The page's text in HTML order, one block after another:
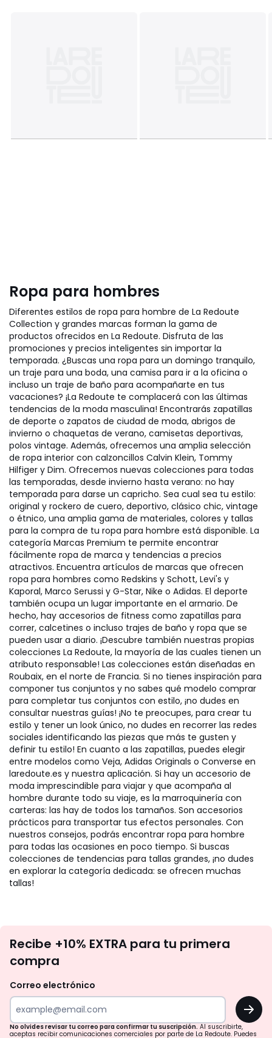
Ropa para hombres
Diferentes estilos de ropa para hombre de La Redoute
Collection y grandes marcas forman la gama de
productos ofrecidos en La Redoute. Disfruta de las
promociones y precios inteligentes sin importar la
temporada. ¿Buscas una ropa para un domingo tranquilo,
un traje para una boda, una camisa para ir a la oficina o
incluso un traje de baño para acompañarte en tus
vacaciones? ¡La Redoute te complacerá con las últimas
tendencias de la moda masculina! Encontrarás zapatillas
de deporte o zapatos de ciudad de moda, abrigos de
invierno o chaquetas de verano, camisetas deportivas,
polos vintage. Además, ofrecemos una amplia selección
de ropa interior con calzoncillos Calvin Klein, Tommy
Hilfiger y Dim. Ofrecemos nuevas colecciones para todas
las temporadas, desde invierno hasta verano: no hay
temporada para darse un capricho. Sea cual sea tu estilo:
original y rockero de cuero, deportivo, clásico chic, vintage
o étnico, una amplia gama de materiales, colores y tallas
para la compra de tu ropa para hombre está disponible. La
categoría Marcas Premium te permite encontrar
fácilmente ropa de marca y tendencias a precios
atractivos. Encuentra artículos de marcas que ofrecen
ropa para hombres como Redskins y Schott, Levi's y
Kaporal, Marco Serussi y G-Star, Nike o Adidas. El deporte
también ocupa un lugar importante en el armario. De
hecho, hay accesorios de fitness como zapatillas para
correr, calcetines o incluso trajes de baño y ropa que se
pueden usar a diario. ¡Descubre también nuestras propias
colecciones La Redoute, la mayoría de las cuales tienen un
atributo responsable! Las colecciones están diseñadas en
Roubaix, en el norte de Francia. Si no tienes inspiración para
componer tus conjuntos y no sabes qué modelo comprar
para completar tus conjuntos con estilo, ¡no dudes en
consultar nuestras guías! ¡No te preocupes, para crear tu
estilo y tener un look único, no dudes en recorrer las redes
sociales identificando las piezas que más te gusten y
definir tu estilo! En cuanto a las zapatillas, puedes elegir
entre modelos como Veja, Adidas Originals o Converse en
laredoute.es y nuestra aplicación. Si hay un accesorio de
moda imprescindible para viajar y que acompaña al
hombre durante todo su viaje, es la marroquinería con
carteras: las hay de todos los tamaños. Son accesorios
prácticos para transportar tus efectos personales. Con
nuestros consejos, podrás encontrar ropa para hombre
para todas las ocasiones en poco tiempo. Si buscas
colecciones de tendencias para tallas grandes, ¡no dudes
en explorar la categoría dedicada: se ofrecen muchas
tallas!
te
tu
para
Recibe +10% EXTRA para tu primera
compra
Correo electrónico
OK
No olvides revisar tu correo para confirmar tu suscripción. Al suscribirte,
aceptas recibir comunicaciones comerciales por parte de La Redoute. Puedes